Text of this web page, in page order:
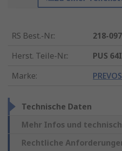
RS Best.-Nr.:
218-
Herst. Teile-Nr.:
PUS
Marke:
Technische Daten
Mehr Infos und
Rechtliche